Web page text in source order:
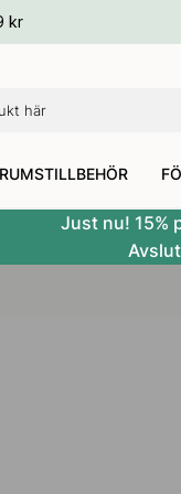
kr
Just nu! 15%